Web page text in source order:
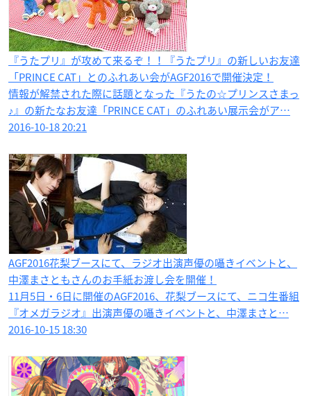
『うたプリ』が攻めて来るぞ！！『うたプリ』の新しいお友達
「PRINCE CAT」とのふれあい会がAGF2016で開催決定！
情報が解禁された際に話題となった『うたの☆プリンスさまっ
♪』の新たなお友達「PRINCE CAT」のふれあい展示会がア…
2016-10-18 20:21
AGF2016花梨ブースにて、ラジオ出演声優の囁きイベントと、
中澤まさともさんのお手紙お渡し会を開催！
11月5日・6日に開催のAGF2016、花梨ブースにて、ニコ生番組
『オメガラジオ』出演声優の囁きイベントと、中澤まさと…
2016-10-15 18:30